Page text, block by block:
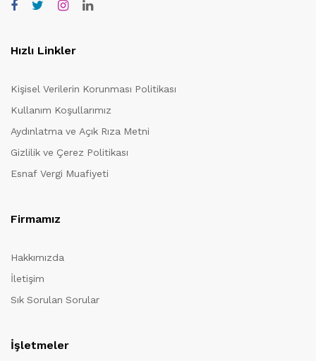
Hızlı Linkler
Kişisel Verilerin Korunması Politikası
Kullanım Koşullarımız
Aydınlatma ve Açık Rıza Metni
Gizlilik ve Çerez Politikası
Esnaf Vergi Muafiyeti
Firmamız
Hakkımızda
İletişim
Sık Sorulan Sorular
İşletmeler